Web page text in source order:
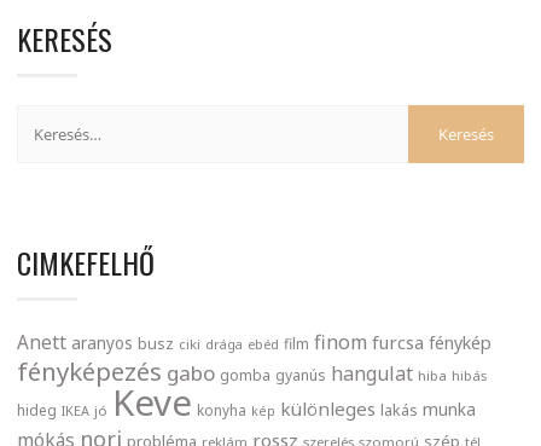
KERESÉS
CIMKEFELHŐ
Anett aranyos busz ciki drága ebéd film finom furcsa fénykép
fényképezés gabo gomba gyanús hangulat hiba hibás
hideg IKEA jó Keve konyha kép különleges lakás munka
mókás nori probléma reklám rossz szerelés szomorú szép tél